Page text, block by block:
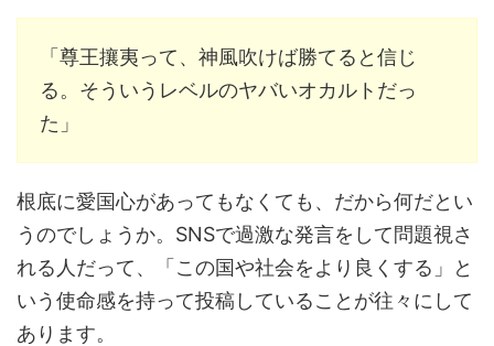
「尊王攘夷って、神風吹けば勝てると信じ
る。そういうレベルのヤバいオカルトだっ
た」
根底に愛国心があってもなくても、だから何だとい
うのでしょうか。SNSで過激な発言をして問題視さ
れる人だって、「この国や社会をより良くする」と
いう使命感を持って投稿していることが往々にして
あります。